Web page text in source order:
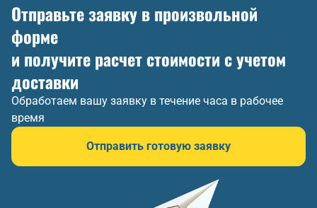
Отправьте заявку в произвольной
форме
и получите расчет стоимости с учетом
доставки
Обработаем вашу заявку в течение часа в рабочее
время
Отправить готовую заявку